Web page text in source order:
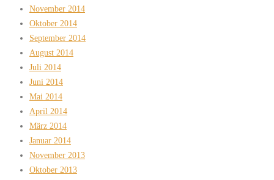
November 2014
Oktober 2014
September 2014
August 2014
Juli 2014
Juni 2014
Mai 2014
April 2014
März 2014
Januar 2014
November 2013
Oktober 2013